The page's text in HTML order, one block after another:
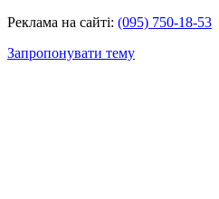
Реклама на сайті: (095) 750-18-53
Запропонувати тему